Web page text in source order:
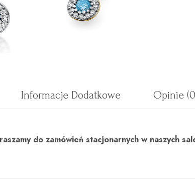
Informacje Dodatkowe Opinie
do zamówień stacjonarnych w naszych